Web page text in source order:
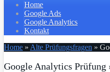
Home
Google Ads
Google Analytics
Kontakt
Home » Alte Prüfungsfragen »
Google Analytics Prüfung